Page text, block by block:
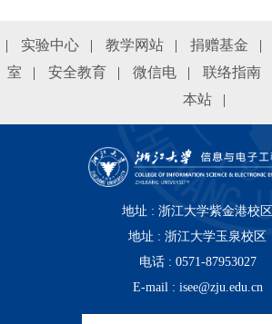
| 实验中心 | 教学网站 | 捐赠基金 |
室
| 安全教育 | 微信电 | 联络指南
本站
|
地址 : 浙江大学紫金港校区
地址 :浙江大学玉泉校区
电话 : 0571-87953027
E-mail : isee@zju.edu.cn